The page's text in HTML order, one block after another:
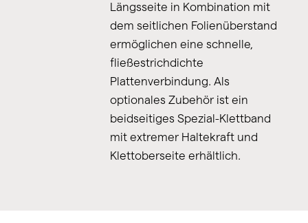
Längsseite in Kombination mit
dem seitlichen Folienüberstand
ermöglichen eine schnelle,
fließestrichdichte
Plattenverbindung. Als
optionales Zubehör ist ein
beidseitiges Spezial-Klettband
mit extremer Haltekraft und
Klettoberseite erhältlich.